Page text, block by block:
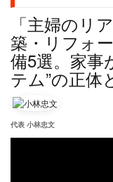
「主婦のリ
築・リフォ
備5選。家事
テム”の正体
代表 小林忠文